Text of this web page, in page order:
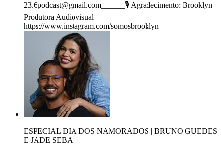
23.6podcast@gmail.com______🎙️ Agradecimento: Brooklyn
Produtora Audiovisual
https://www.instagram.com/somosbrooklyn
ESPECIAL DIA DOS NAMORADOS | BRUNO GUEDES
E JADE SEBA